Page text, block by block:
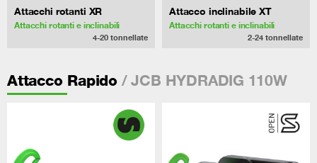
Attacchi rotanti XR
Attacchi rotanti e inclinabili
4-20 tonnellate
Attacco inclinabile XT
Attacchi rotanti e inclinabili
2-24 tonnellate
Attacco Rapido / JCB HYDRADIG 110W